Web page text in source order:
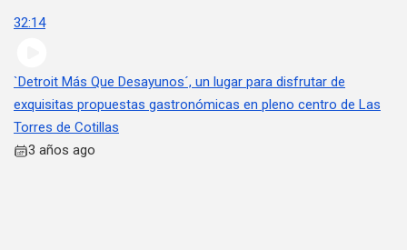
32:14
`Detroit Más Que Desayunos´, un lugar para disfrutar de
exquisitas propuestas gastronómicas en pleno centro de Las
Torres de Cotillas
3 años ago